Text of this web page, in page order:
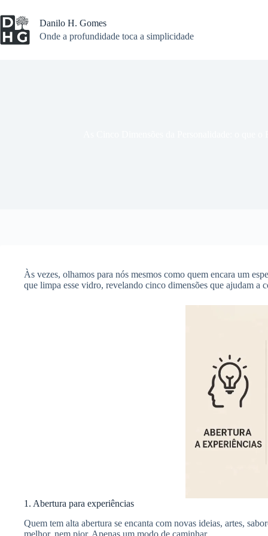
para
o
conteúdo
Danilo H. Gomes
Onde a profundidade toca a simplicidade
Às vezes, olhamos para nós mesmos como quem encara um
que limpa esse vidro, revelando cinco dimensões que ajudam a
1. Abertura para experiências
Quem tem alta abertura se encanta com novas ideias, artes,
melhor, nem pior. Apenas um modo de caminhar.